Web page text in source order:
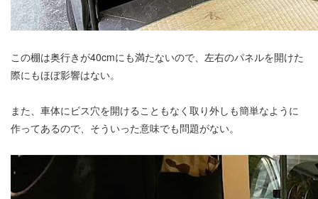
この棚は奥行きが40cmにも満たないので、左右のパネルを開けた
際にもほぼ影響はない。
また、車体にビス穴を開けることもなく取り外しも簡単なように
作ってあるので、そういった意味でも問題がない。